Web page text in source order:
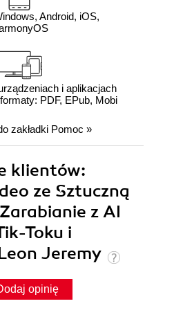
Android, iOS,
i aplikacjach
PDF, EPub, Mobi
zakładki Pomoc »
klientów:
ze Sztuczną
z AI
Toku i
Jeremy
opinię